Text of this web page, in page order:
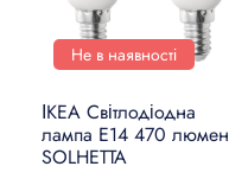
Не в наявності
ІКЕА Світлодіодна
лампа E14 470 люмен
SOLHETTA